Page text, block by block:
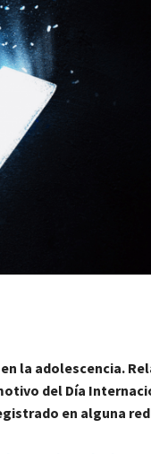
la adolescencia.
del Día
en alguna